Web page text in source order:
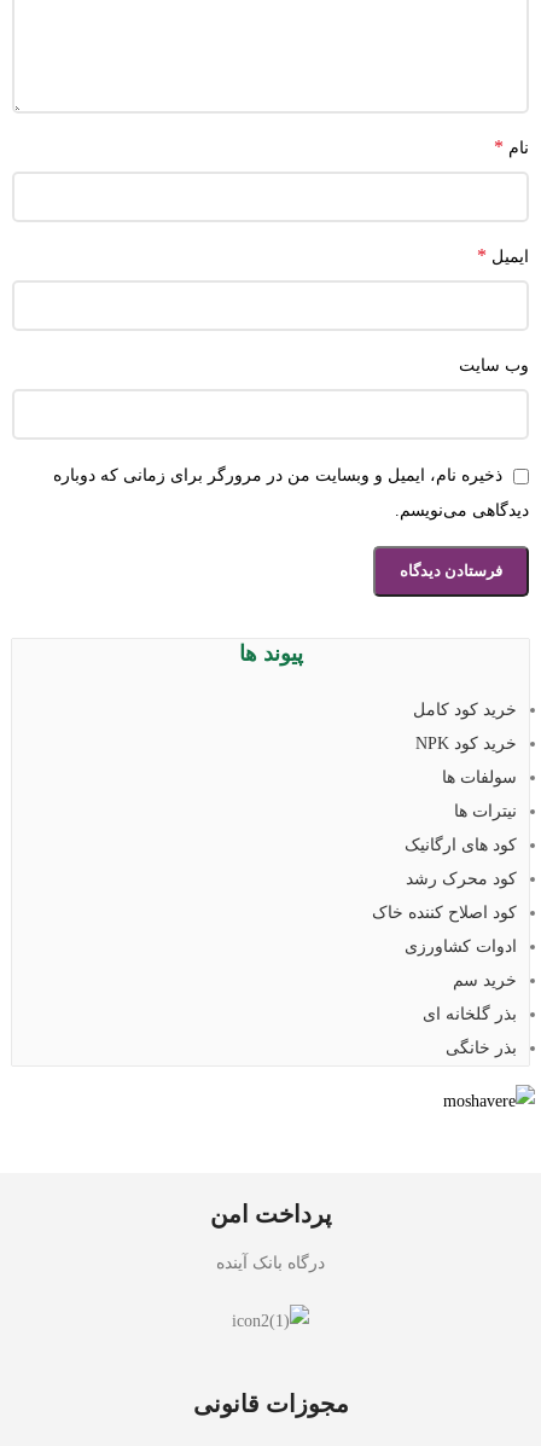
نام *
ایمیل *
وب‌ سایت
ذخیره نام، ایمیل و وبسایت من در مرورگر برای زمانی که دوباره
دیدگاهی می‌نویسم.
پیوند ها
خرید کود کامل
خرید کود NPK
سولفات ها
نیترات ها
کود های ارگانیک
کود محرک رشد
کود اصلاح کننده خاک
ادوات کشاورزی
خرید سم
بذر گلخانه ای
بذر خانگی
پرداخت امن
درگاه بانک آینده
مجوزات قانونی